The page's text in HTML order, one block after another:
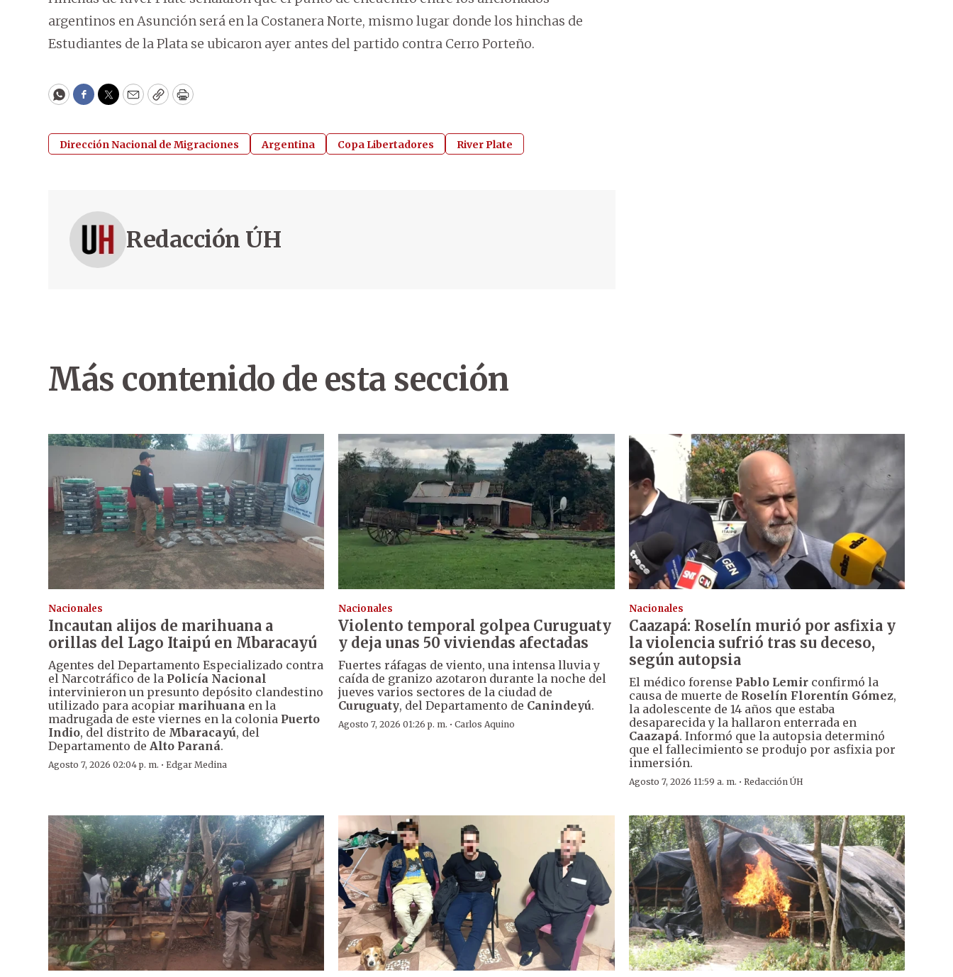
argentinos en Asunción será en la Costanera Norte, mismo lugar donde los hinchas de
Estudiantes de la Plata se ubicaron ayer antes del partido contra Cerro Porteño.
WhatsApp
Facebook
Twitter
EmailCopyPrint
Dirección Nacional de Migraciones Argentina Copa Libertadores River Plate
Redacción ÚH
Más contenido de esta sección
Nacionales
Incautan alijos de marihuana a
orillas del Lago Itaipú en Mbaracayú
Agentes del Departamento Especializado contra
el Narcotráfico de la Policía Nacional
intervinieron un presunto depósito clandestino
utilizado para acopiar marihuana en la
madrugada de este viernes en la colonia Puerto
Indio, del distrito de Mbaracayú, del
Departamento de Alto Paraná.
Agosto 7, 2026 02:04 p. m. · Edgar Medina
Nacionales
Violento temporal golpea Curuguaty
y deja unas 50 viviendas afectadas
Fuertes ráfagas de viento, una intensa lluvia y
caída de granizo azotaron durante la noche del
jueves varios sectores de la ciudad de
Curuguaty, del Departamento de Canindeyú.
Agosto 7, 2026 01:26 p. m. ·Carlos Aquino
Nacionales
Caazapá: Roselín murió por asfixia y
la violencia sufrió tras su deceso,
según autopsia
El médico forense Pablo Lemirconfirmó la
causa de muerte de Roselín Florentín Gómez,
la adolescente de 14 años que estaba
desaparecida y la hallaron enterrada en
Caazapá. Informó que la autopsia determinó
que el fallecimiento se produjo por asfixia por
inmersión.
Agosto 7, 2026 11:59 a. m. · Redacción ÚH